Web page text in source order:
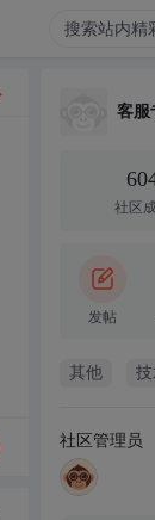
客服
社区
发帖
其他 技
社区管理员